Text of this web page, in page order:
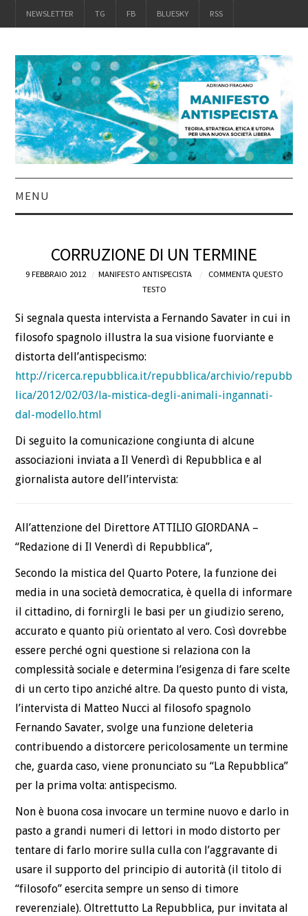
NEWSLETTER TG FB BLUESKY RSS
MENU
IL LIBRO
DEFINIZIONI
CHI
CONTATTI
CORRUZIONE DI UN TERMINE
9 FEBBRAIO 2012 MANIFESTO ANTISPECISTA
COMMENTA QUESTO
TESTO
Si segnala questa intervista a Fernando Savater in cui in
filosofo spagnolo illustra la sua visione fuorviante e
distorta dell’antispecismo:
http://ricerca.repubblica.it/repubblica/archivio/repubb
lica/2012/02/03/la-mistica-degli-animali-ingannati-
dal-modello.html
Di seguito la comunicazione congiunta di alcune
associazioni inviata a Il Venerdì di Repubblica e al
giornalista autore dell’intervista:
All’attenzione del Direttore ATTILIO GIORDANA –
“Redazione di Il Venerdì di Repubblica”,
Secondo la mistica del Quarto Potere, la funzione dei
media in una società democratica, è quella di informare
il cittadino, di fornirgli le basi per un giudizio sereno,
accurato e quanto più orientato al vero. Così dovrebbe
essere perché ogni questione si relaziona con la
complessità sociale e determina l’esigenza di fare scelte
di un certo tipo anziché altre. Da questo punto di vista,
l’intervista di Matteo Nucci al filosofo spagnolo
Fernando Savater, svolge una funzione deleteria
contribuendo a distorcere pericolosamente un termine
che, guarda caso, viene pronunciato su “La Repubblica”
per la prima volta: antispecismo.
Non è buona cosa invocare un termine nuovo e darlo in
pasto a grandi numeri di lettori in modo distorto per
tentare di farlo morire sulla culla con l’aggravante di
usare il supporto del principio di autorità (il titolo di
“filosofo” esercita sempre un senso di timore
reverenziale). Oltrettutto La Repubblica, pur invitata al